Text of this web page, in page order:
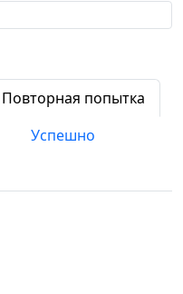
Повторная попытка
Успешно